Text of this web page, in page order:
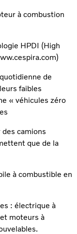
à combustion
HPDI (High
de
faibles
« véhicules zéro
des camions
que de la
à combustible en
: électrique à
moteurs à